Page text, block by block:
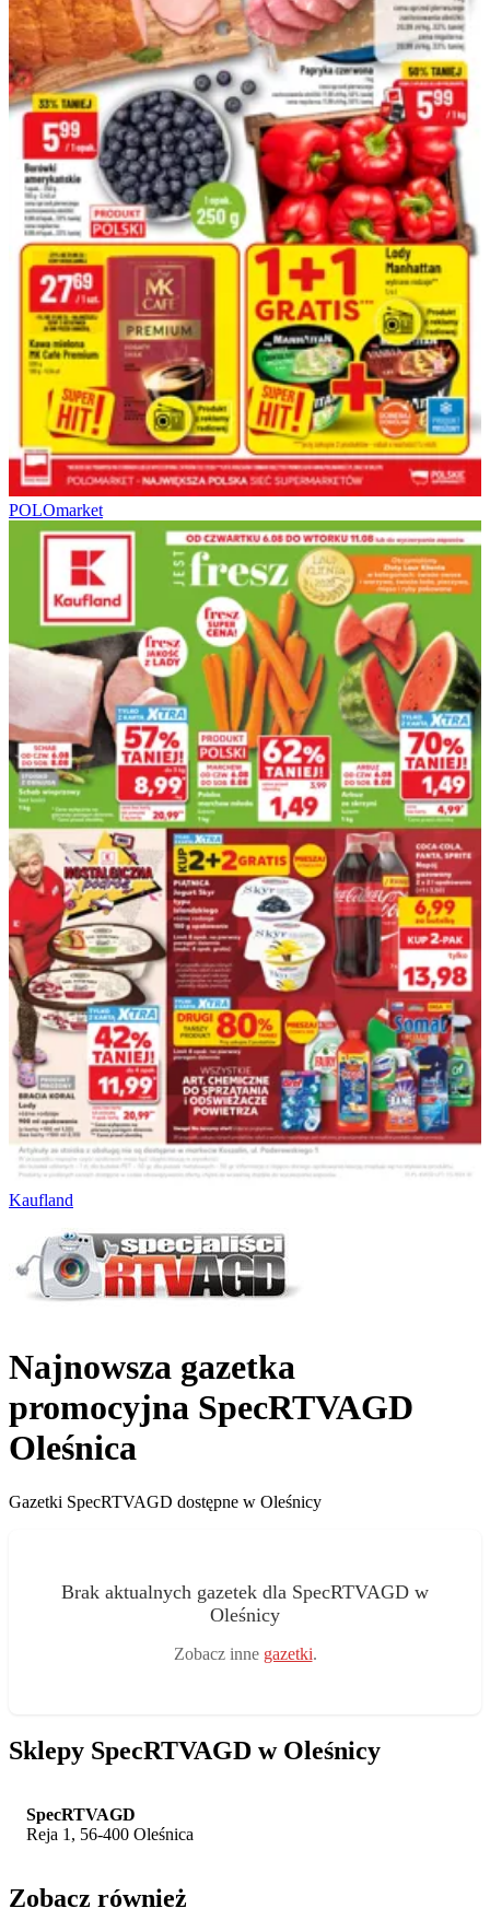
POLOmarket
Kaufland
Najnowsza gazetka
promocyjna SpecRTVAGD
Oleśnica
Gazetki SpecRTVAGD dostępne w Oleśnicy
Brak aktualnych gazetek dla SpecRTVAGD w
Oleśnicy
Zobacz inne gazetki.
Sklepy SpecRTVAGD w Oleśnicy
SpecRTVAGD
Reja 1, 56-400 Oleśnica
Zobacz również